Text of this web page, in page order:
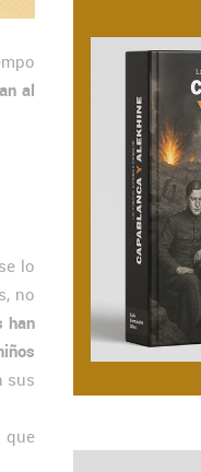
al
lo
no
han
sus
que